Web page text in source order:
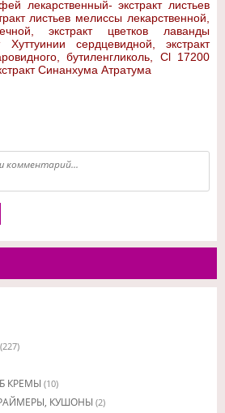
лекарственный- экстракт листьев
листьев мелиссы лекарственной,
экстракт цветков лаванды
Хуттуинии сердцевидной, экстракт
бутиленгликоль, Cl 17200
Синанхума Атратума
(227)
КРЕМЫ (10)
КУШОНЫ (2)